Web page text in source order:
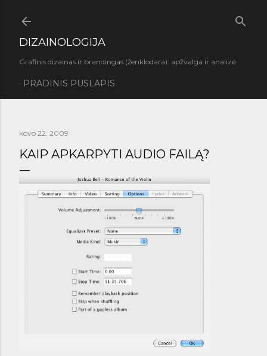
DIZAINOLOGIJA
Grafinis dizainas ir brandingas (ženklodara): apžvalga ir analizė.
PRADINIS PUSLAPIS
kovo 22, 2009
KAIP APKARPYTI AUDIO FAILĄ?